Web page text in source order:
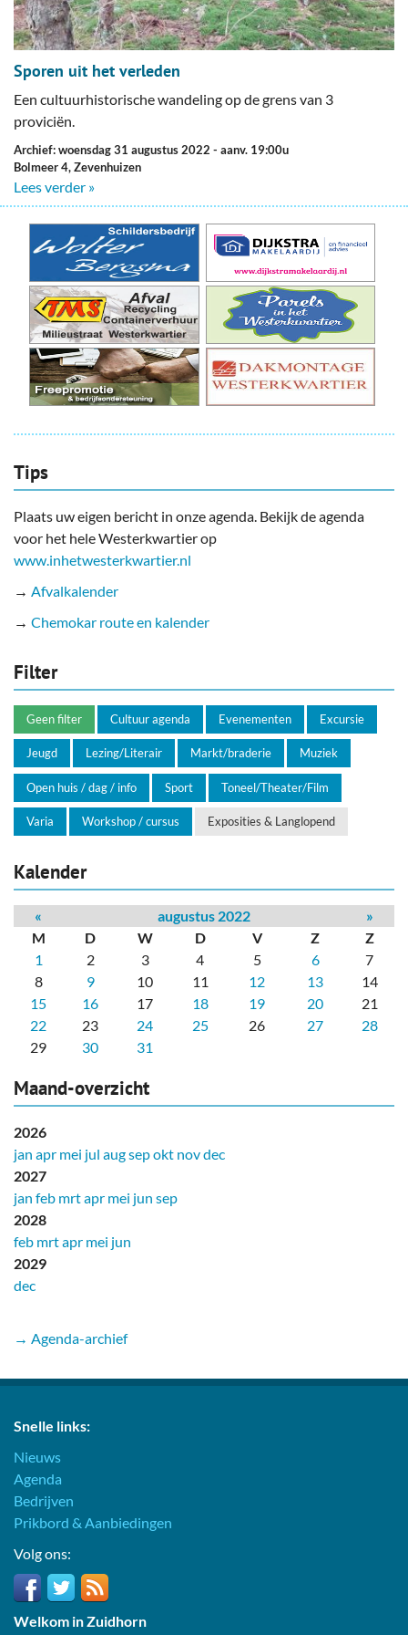
Sporen uit het verleden
Een cultuurhistorische wandeling op de grens van 3
proviciën.
Archief: woensdag 31 augustus 2022 - aanv. 19:00u
Bolmeer 4, Zevenhuizen
Lees verder »
Tips
Plaats uw eigen bericht in onze agenda. Bekijk de agenda
voor het hele Westerkwartier op
www.inhetwesterkwartier.nl
→ Afvalkalender
→ Chemokar route en kalender
Filter
Geen filter Cultuur agenda Evenementen Excursie
Jeugd Lezing/Literair Markt/braderie Muziek
Open huis / dag / info Sport Toneel/Theater/Film
Varia Workshop / cursus Exposities & Langlopend
Kalender
« augustus 2022
»
M
D W D V Z
Z
1
2 3 4 5 6
7
8
9 10 11 12 13
14
15
16 17 18 19 20
21
22
23 24 25 26 27
28
29
30 31
Maand-overzicht
2026
jan apr mei jul augsepokt novdec
2027
jan feb mrtapr mei jun sep
2028
feb mrtapr mei jun
2029
dec
→ Agenda-archief
Snelle links:
Nieuws
Agenda
Bedrijven
Prikbord & Aanbiedingen
Volg ons:
Welkom in Zuidhorn